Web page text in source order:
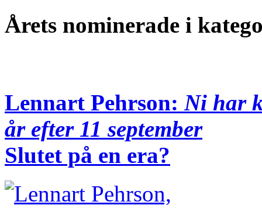
Årets nominerade i
Lennart Pehrson: Ni har
år efter 11 september
Slutet på en era?